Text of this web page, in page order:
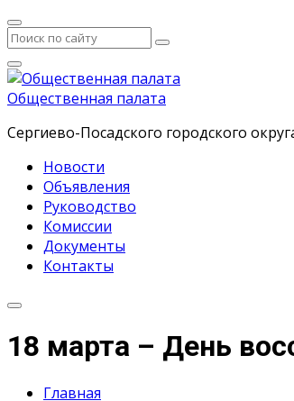
Общественная палата
Сергиево-Посадского городского
Новости
Объявления
Руководство
Комиссии
Документы
Контакты
18 марта – День
Главная